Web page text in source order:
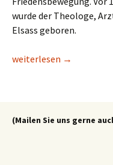
wurde der Theologe,
Elsass geboren.
Lesetipp/Evang.
weiterlesen →
(Mailen Sie uns gerne